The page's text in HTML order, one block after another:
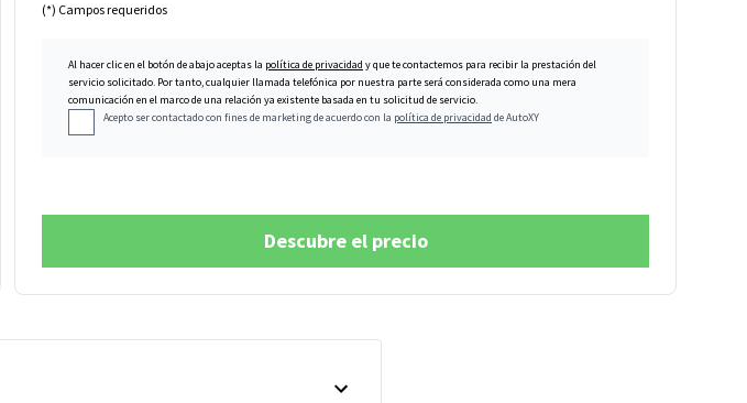
(*) Campos requeridos
Al hacer clic en el botón de abajo aceptas la política de privacidad y que te contactemos para recibir la prestación del
servicio solicitado. Por tanto, cualquier llamada telefónica por nuestra parte será considerada como una mera
comunicación en el marco de una relación ya existente basada en tu solicitud de servicio.
Acepto ser contactado con fines de marketing de acuerdo con la política de privacidad de AutoXY
Descubre el precio